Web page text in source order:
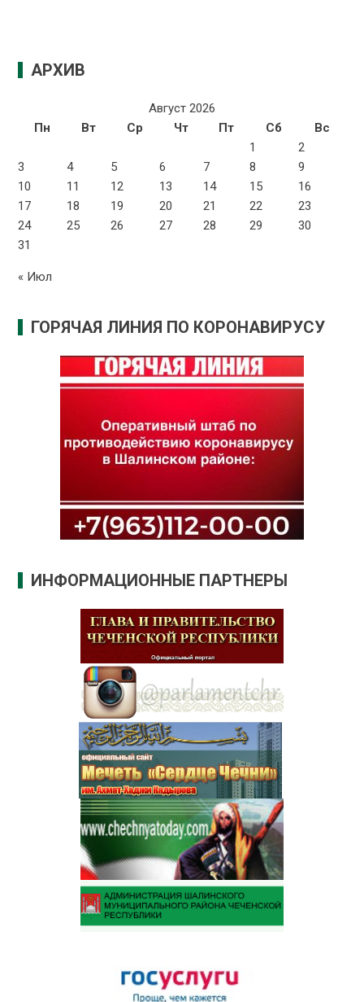
АРХИВ
Август 2026
Пн
Вт Ср Чт Пт Сб
Вс
1
2
3
4 5 6 7 8
9
10
11 12 13 14 15
16
17
18 19 20 21 22
23
24
25 26 27 28 29
30
31
« Июл
ГОРЯЧАЯ ЛИНИЯ ПО КОРОНАВИРУСУ
ИНФОРМАЦИОННЫЕ ПАРТНЕРЫ